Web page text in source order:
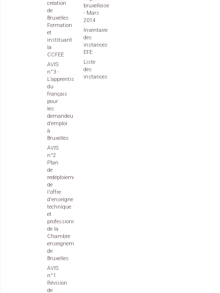
création
de
Bruxelles
Formation
et
instituant
la
CCFEE
AVIS
n°3 -
L’apprentissage
du
français
pour
les
demandeurs
d’emploi
à
Bruxelles
AVIS
n°2
Plan
de
redéploiement
de
l'offre
d'enseignement
technique
et
professionnel
de la
Chambre
enseignement
de
Bruxelles
AVIS
n°1
Révision
de
bruxelloise
- Mars
2014
Inventaire
des
instances
EFE
Liste
des
instances